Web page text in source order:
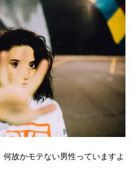
何故かモテない男性っていますよ